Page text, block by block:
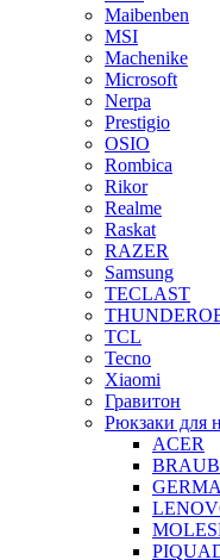
Maibenben
MSI
Machenike
Microsoft
Nerpa
Prestigio
OSIO
Rombica
Rikor
Realme
Raskat
RAZER
Samsung
TECLAST
TCL
Tecno
Xiaomi
Гравитон
Рюкзаки для
ACER